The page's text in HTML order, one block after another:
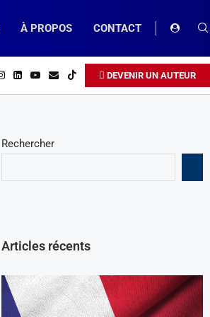
À PROPOS CONTACT
DEVENIR UN AUTEUR
Rechercher
Articles récents